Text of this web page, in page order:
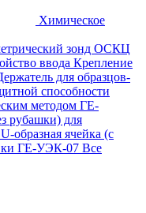
Химическое
зонд ОСКЦ
ввода Крепление
для образцов-
способности
методом ГЕ-
рубашки) для
U-образная ячейка (с
ГЕ-УЭК-07 Все